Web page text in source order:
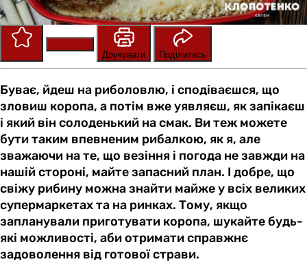
Друкувати
Поділитись
Буває, йдеш на риболовлю, і сподіваєшся, що
зловиш коропа, а потім вже уявляєш, як запікаєш
і який він солоденький на смак. Ви теж можете
бути таким впевненим рибалкою, як я, але
зважаючи на те, що везіння і погода не завжди на
нашій стороні, майте запасний план. І добре, що
свіжу рибину можна знайти майже у всіх великих
супермаркетах та на ринках. Тому, якщо
запланували приготувати коропа, шукайте будь-
які можливості, аби отримати справжнє
задоволення від готової страви.